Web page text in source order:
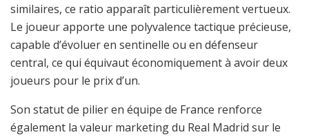
similaires, ce ratio apparaît particulièrement vertueux.
Le joueur apporte une polyvalence tactique précieuse,
capable d’évoluer en sentinelle ou en défenseur
central, ce qui équivaut économiquement à avoir deux
joueurs pour le prix d’un.
Son statut de pilier en équipe de France renforce
également la valeur marketing du Real Madrid sur le